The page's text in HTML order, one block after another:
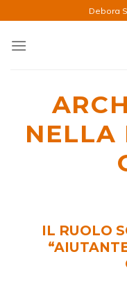
ai
contenuti
Debora
NELLA
IL RUOLO